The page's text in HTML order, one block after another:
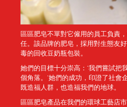
區區肥皂不單對它僱用的員工負責
任。該品牌的肥皂，採用對生態友
毒的回收豆奶瓶包裝。
她們的目標十分崇高：‘我們嘗試把
個角落。’她們的成功，印證了社會
既造福人群，也造福我們的地球。
區區肥皂產品在我們的環球工藝店市